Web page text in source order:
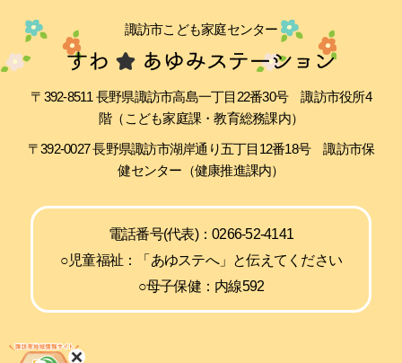
諏訪市こども家庭センター
〒392-8511 長野県諏訪市高島一丁目22番30号 諏訪市役所4
階（こども家庭課・教育総務課内）
〒392-0027 長野県諏訪市湖岸通り五丁目12番18号 諏訪市保
健センター（健康推進課内）
電話番号(代表)：0266-52-4141
○児童福祉：「あゆステへ」と伝えてください
○母子保健：内線592